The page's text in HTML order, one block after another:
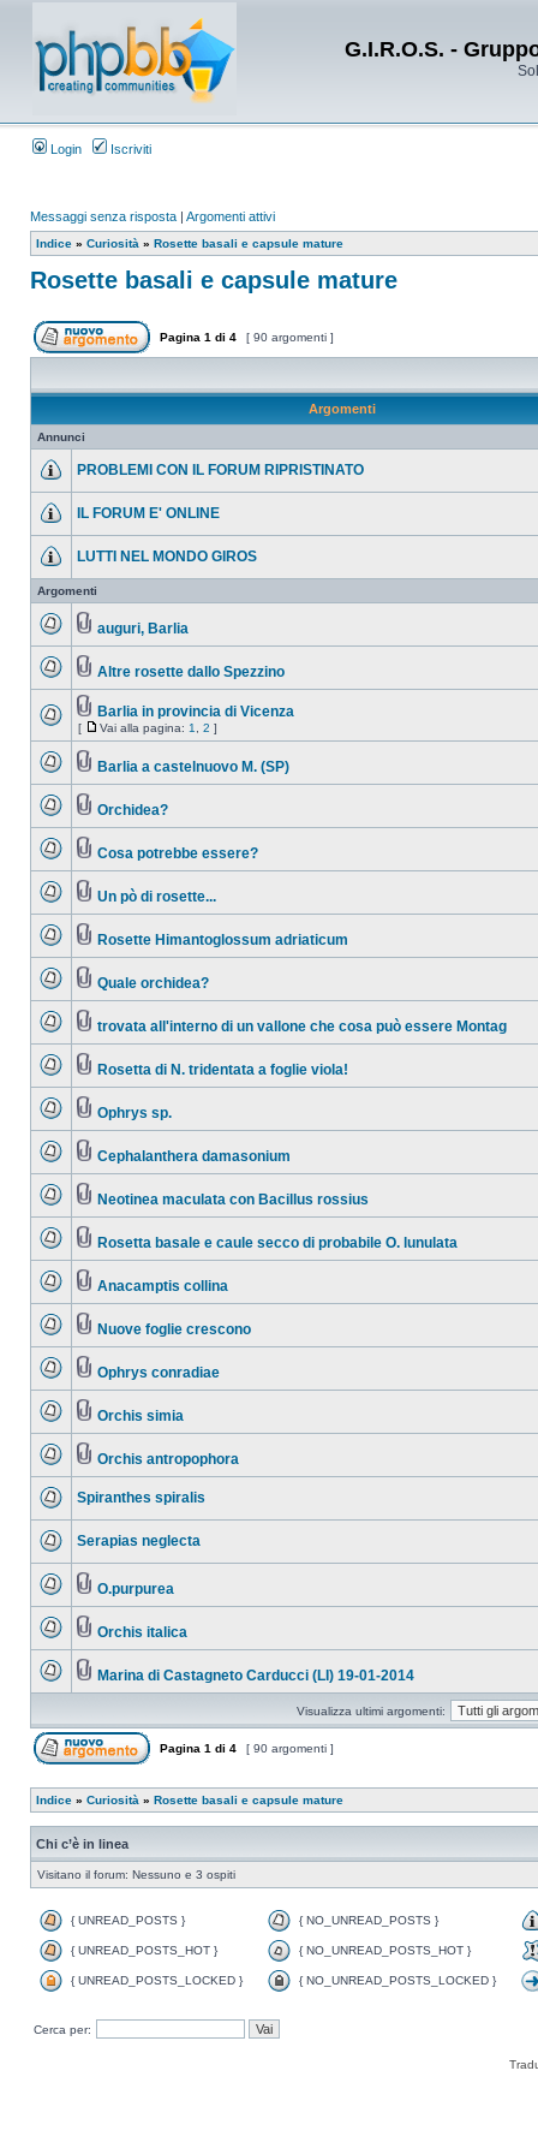
G.I.R.O.S. -
Login Iscriviti
Messaggi senza risposta | Argomenti attivi
Indice » Curiosità » Rosette basali e capsule mature
Rosette basali e capsule mature
Pagina 1 di 4 [ 90 argomenti ]
Argomenti
Annunci
PROBLEMI CON IL FORUM RIPRISTINATO
IL FORUM E' ONLINE
LUTTI NEL MONDO GIROS
Argomenti
auguri, Barlia
Altre rosette dallo Spezzino
Barlia in provincia di Vicenza
[ Vai alla pagina: 1 2 ]
Barlia a castelnuovo M. (SP)
Orchidea?
Cosa potrebbe essere?
Un pò di rosette...
Rosette Himantoglossum adriaticum
Quale orchidea?
trovata all'interno di un vallone che cosa può essere Montag
Rosetta di N. tridentata a foglie viola!
Ophrys sp.
Cephalanthera damasonium
Neotinea maculata con Bacillus rossius
Rosetta basale e caule secco di probabile O. lunulata
Anacamptis collina
Nuove foglie crescono
Ophrys conradiae
Orchis simia
Orchis antropophora
Spiranthes spiralis
Serapias neglecta
O.purpurea
Orchis italica
Marina di Castagneto Carducci (LI) 19-01-2014
Visualizza ultimi argomenti:
Pagina 1 di 4 [ 90 argomenti ]
Indice » Curiosità » Rosette basali e capsule mature
Chi c’è in linea
Visitano il forum: Nessuno e 3 ospiti
{ UNREAD_POSTS } { NO_UNREAD_POSTS }
{ UNREAD_POSTS_HOT } { NO_UNREAD_POSTS_HOT }
{ UNREAD_POSTS_LOCKED } { NO_UNREAD_POSTS_LOCKED }
Cerca per: